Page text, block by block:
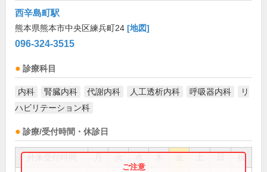
西辛島町駅
熊本県熊本市中央区練兵町24 [地図]
096-324-3515
診療科目
内科 腎臓内科 代謝内科 人工透析内科 呼吸器内科
リ
ハビリテーション科
診療/受付時間・休診日
祝